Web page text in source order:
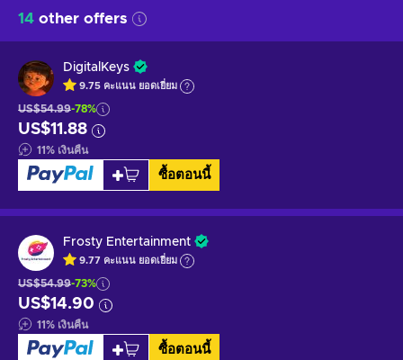
14 other offers
DigitalKeys
9.75 คะแนน ยอดเยี่ยม
US$54.99-78%
US$11.88
11% เงินคืน
ซื้อตอนนี้
Frosty Entertainment
9.77 คะแนน ยอดเยี่ยม
US$54.99-73%
US$14.90
11% เงินคืน
ซื้อตอนนี้